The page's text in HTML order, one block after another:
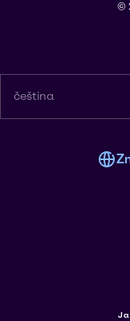
©
čeština